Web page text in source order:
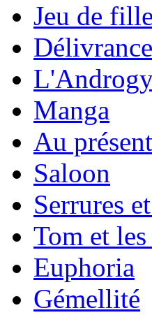
Jeu de
Délivrance
Manga
Au
Saloon
Serrures
Tom et
Euphoria
Gémellité